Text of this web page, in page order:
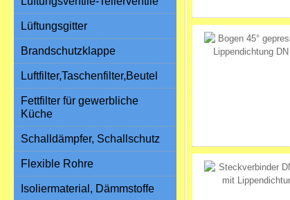
Lüftungsgitter
Brandschutzklappe
Luftfilter,Taschenfilter,Beutel
Fettfilter für gewerbliche
Küche
Schalldämpfer, Schallschutz
Flexible Rohre
Isoliermaterial, Dämmstoffe